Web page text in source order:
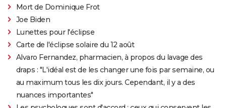
Mort de Dominique Frot
Joe Biden
Lunettes pour l'éclipse
Carte de l'éclipse solaire du 12 août
Alvaro Fernandez, pharmacien, à propos du lavage des
draps : "L'idéal est de les changer une fois par semaine, ou
au maximum tous les dix jours. Cependant, il y a des
nuances importantes"